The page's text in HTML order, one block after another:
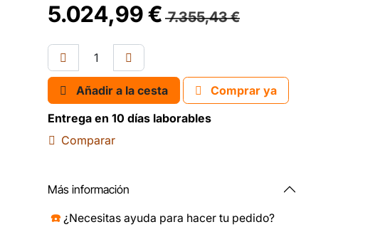
5.024,99€ 7.355,43€
Añadir a la cesta
Comprar ya
Entrega en 10 días laborables
Comparar
Más información
☎️ ¿Necesitas ayuda para hacer tu pedido?